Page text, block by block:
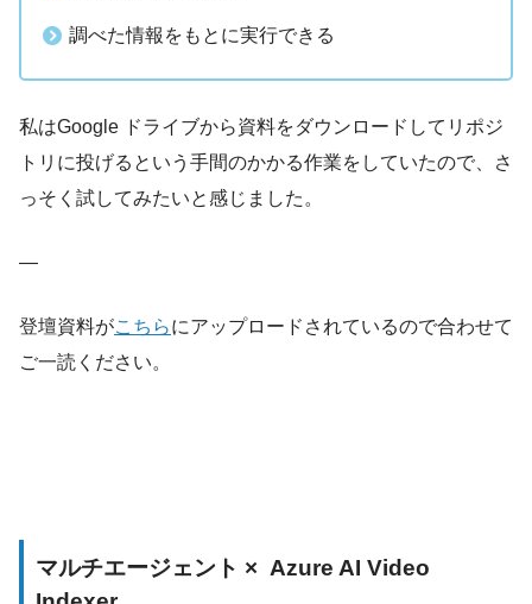
調べた情報をもとに実行できる
私はGoogle ドライブから資料をダウンロードしてリポジ
トリに投げるという手間のかかる作業をしていたので、さ
っそく試してみたいと感じました。
—
登壇資料がこちらにアップロードされているので合わせて
ご一読ください。
マルチエージェント × Azure AI Video